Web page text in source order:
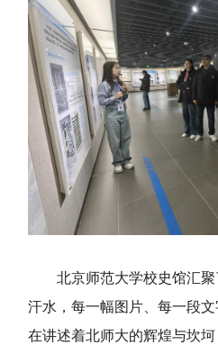
北京师范大学校史馆汇
汗水，每一幅图片、每一段
在讲述着北师大的辉煌与坎坷